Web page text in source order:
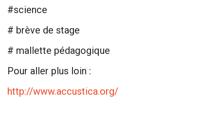
#science
# brève de stage
# mallette pédagogique
Pour aller plus loin :
http://www.accustica.org/